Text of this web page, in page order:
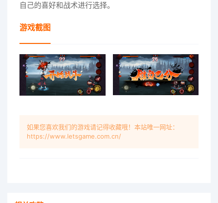
自己的喜好和战术进行选择。
游戏截图
如果您喜欢我们的游戏请记得收藏哦！本站唯一网址：
https://www.letsgame.com.cn/